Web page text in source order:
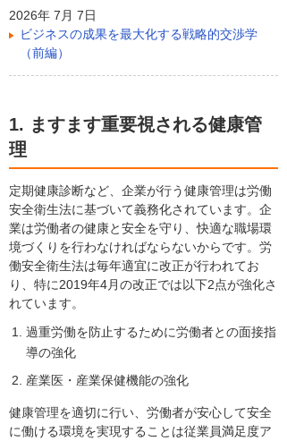
2026年 7月 7日
ビジネスの成果を最大化する戦略的交渉学
（前編）
1. ますます重要視される健康管
理
定期健康診断など、企業が行う健康管理は労働
安全衛生法に基づいて義務化されています。企
業は労働者の健康と安全を守り、快適な職場環
境づくりを行わなければならないからです。労
働安全衛生法は毎年適宜に改正が行われてお
り、特に2019年4月の改正では以下2点が強化さ
れています。
過重労働を防止するために労働者との面接指
導の強化
産業医・産業保健機能の強化
健康管理を適切に行い、労働者が安心して安全
に働ける環境を実現することは従業員満足度ア